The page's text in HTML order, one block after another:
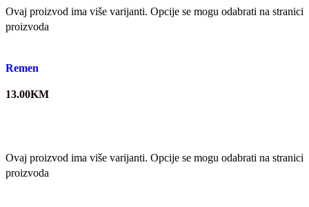
Ovaj proizvod ima više varijanti. Opcije se mogu odabrati na stranici
proizvoda
Remen
13.00KM
Ovaj proizvod ima više varijanti. Opcije se mogu odabrati na stranici
proizvoda